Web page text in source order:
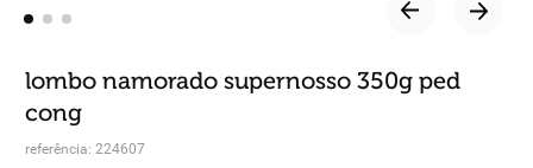
lombo namorado supernosso 350g ped
cong
referência: 224607
º
6º